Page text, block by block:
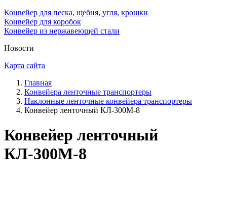
Конвейер для песка, щебня, угля, крошки
Конвейер для коробок
Конвейер из нержавеющей стали
Новости
Карта сайта
Главная
Конвейера ленточные транспортеры
Наклонные ленточные конвейера транспортеры
Конвейер ленточный КЛ-300М-8
Конвейер ленточный
КЛ-300М-8